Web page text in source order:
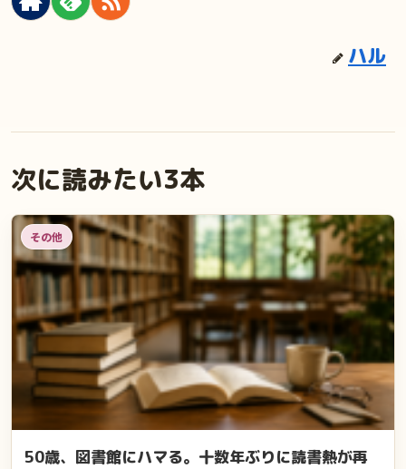
ハル
その他
50歳、図書館にハマる。十数年ぶりに読書熱が再